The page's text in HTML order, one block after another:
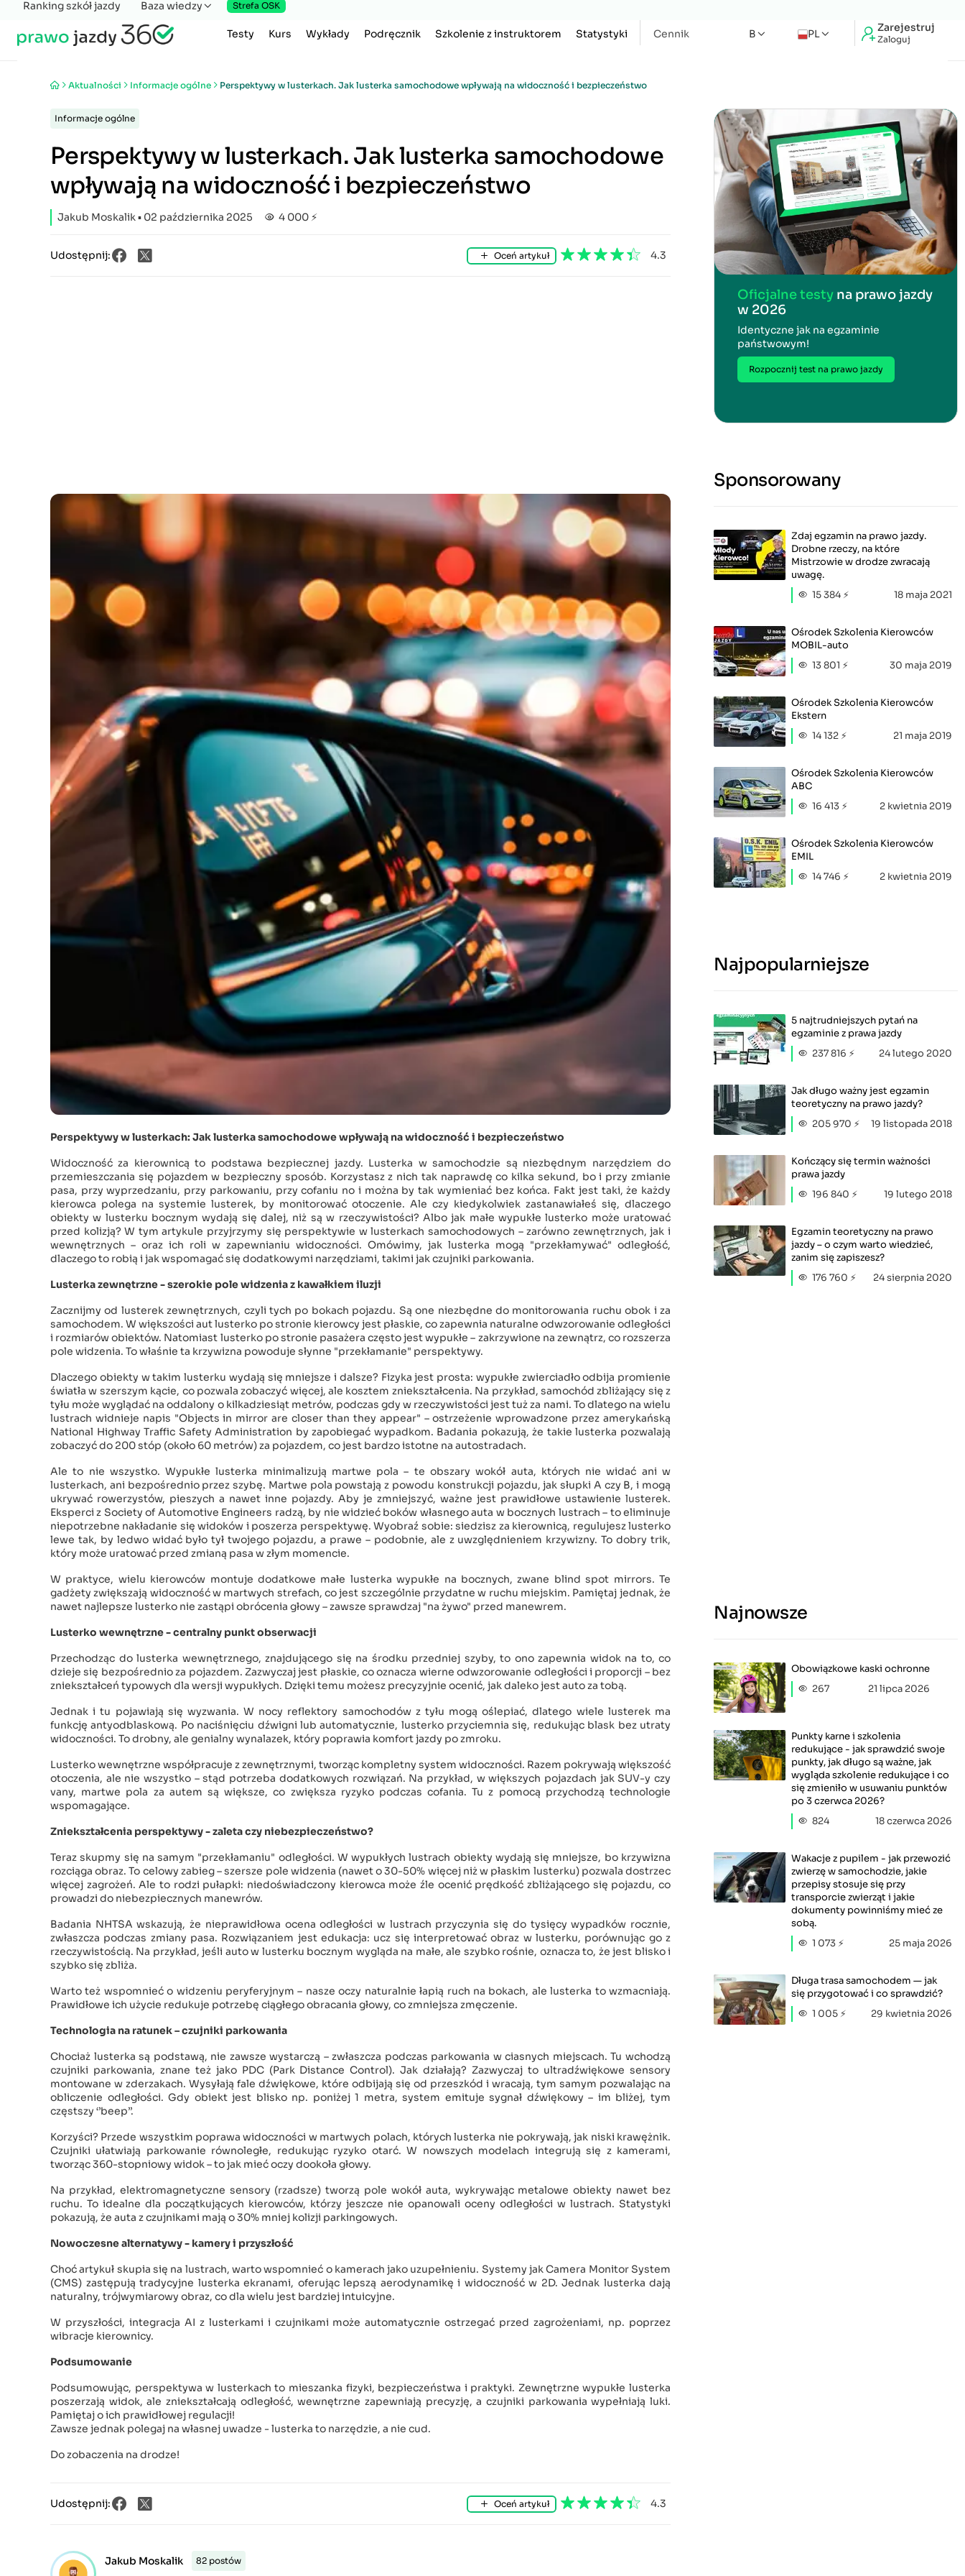
Zarejestruj
Zaloguj
PL
Testy Kurs Wykłady Podręcznik Szkolenie z instruktorem Statystyki Cennik B
Ranking szkół jazdy Baza wiedzy Strefa OSK
Aktualności Informacje ogólne Perspektywy w lusterkach. Jak lusterka samochodowe wpływają na widoczność i bezpieczeństwo
Informacje ogólne
Perspektywy w lusterkach. Jak lusterka samochodowe
wpływają na widoczność i bezpieczeństwo
Jakub Moskalik▪ 02 października 2025 4 000 ⚡
Udostępnij: Oceń artykuł 4.3
Perspektywy w lusterkach: Jak lusterka samochodowe wpływają na widoczność i bezpieczeństwo
Widoczność za kierownicą to podstawa bezpiecznej jazdy. Lusterka w samochodzie są niezbędnym narzędziem do
przemieszczania się pojazdem w bezpieczny sposób. Korzystasz z nich tak naprawdę co kilka sekund, bo i przy zmianie
pasa, przy wyprzedzaniu, przy parkowaniu, przy cofaniu no i można by tak wymieniać bez końca. Fakt jest taki, że każdy
kierowca polega na systemie lusterek, by monitorować otoczenie. Ale czy kiedykolwiek zastanawiałeś się, dlaczego
obiekty w lusterku bocznym wydają się dalej, niż są w rzeczywistości? Albo jak małe wypukłe lusterko może uratować
przed kolizją? W tym artykule przyjrzymy się perspektywie w lusterkach samochodowych – zarówno zewnętrznych, jak i
wewnętrznych – oraz ich roli w zapewnianiu widoczności. Omówimy, jak lusterka mogą "przekłamywać" odległość,
dlaczego to robią i jak wspomagać się dodatkowymi narzędziami, takimi jak czujniki parkowania.
Lusterka zewnętrzne - szerokie pole widzenia z kawałkiem iluzji
Zacznijmy od lusterek zewnętrznych, czyli tych po bokach pojazdu. Są one niezbędne do monitorowania ruchu obok i za
samochodem. W większości aut lusterko po stronie kierowcy jest płaskie, co zapewnia naturalne odwzorowanie odległości
i rozmiarów obiektów. Natomiast lusterko po stronie pasażera często jest wypukłe – zakrzywione na zewnątrz, co rozszerza
pole widzenia. To właśnie ta krzywizna powoduje słynne "przekłamanie" perspektywy.
Dlaczego obiekty w takim lusterku wydają się mniejsze i dalsze? Fizyka jest prosta: wypukłe zwierciadło odbija promienie
światła w szerszym kącie, co pozwala zobaczyć więcej, ale kosztem zniekształcenia. Na przykład, samochód zbliżający się z
tyłu może wyglądać na oddalony o kilkadziesiąt metrów, podczas gdy w rzeczywistości jest tuż za nami. To dlatego na wielu
lustrach widnieje napis "Objects in mirror are closer than they appear" – ostrzeżenie wprowadzone przez amerykańską
National Highway Traffic Safety Administration by zapobiegać wypadkom. Badania pokazują, że takie lusterka pozwalają
zobaczyć do 200 stóp (około 60 metrów) za pojazdem, co jest bardzo istotne na autostradach.
Ale to nie wszystko. Wypukłe lusterka minimalizują martwe pola – te obszary wokół auta, których nie widać ani w
lusterkach, ani bezpośrednio przez szybę. Martwe pola powstają z powodu konstrukcji pojazdu, jak słupki A czy B, i mogą
ukrywać rowerzystów, pieszych a nawet inne pojazdy. Aby je zmniejszyć, ważne jest prawidłowe ustawienie lusterek.
Eksperci z Society of Automotive Engineers radzą, by nie widzieć boków własnego auta w bocznych lustrach – to eliminuje
niepotrzebne nakładanie się widoków i poszerza perspektywę. Wyobraź sobie: siedzisz za kierownicą, regulujesz lusterko
lewe tak, by ledwo widać było tył twojego pojazdu, a prawe – podobnie, ale z uwzględnieniem krzywizny. To dobry trik,
który może uratować przed zmianą pasa w złym momencie.
W praktyce, wielu kierowców montuje dodatkowe małe lusterka wypukłe na bocznych, zwane blind spot mirrors. Te
gadżety zwiększają widoczność w martwych strefach, co jest szczególnie przydatne w ruchu miejskim. Pamiętaj jednak, że
nawet najlepsze lusterko nie zastąpi obrócenia głowy – zawsze sprawdzaj "na żywo" przed manewrem.
Lusterko wewnętrzne - centralny punkt obserwacji
Przechodząc do lusterka wewnętrznego, znajdującego się na środku przedniej szyby, to ono zapewnia widok na to, co
dzieje się bezpośrednio za pojazdem. Zazwyczaj jest płaskie, co oznacza wierne odwzorowanie odległości i proporcji – bez
zniekształceń typowych dla wersji wypukłych. Dzięki temu możesz precyzyjnie ocenić, jak daleko jest auto za tobą.
Jednak i tu pojawiają się wyzwania. W nocy reflektory samochodów z tyłu mogą oślepiać, dlatego wiele lusterek ma
funkcję antyodblaskową. Po naciśnięciu dźwigni lub automatycznie, lusterko przyciemnia się, redukując blask bez utraty
widoczności. To drobny, ale genialny wynalazek, który poprawia komfort jazdy po zmroku.
Lusterko wewnętrzne współpracuje z zewnętrznymi, tworząc kompletny system widoczności. Razem pokrywają większość
otoczenia, ale nie wszystko – stąd potrzeba dodatkowych rozwiązań. Na przykład, w większych pojazdach jak SUV-y czy
vany, martwe pola za autem są większe, co zwiększa ryzyko podczas cofania. Tu z pomocą przychodzą technologie
wspomagające.
Zniekształcenia perspektywy - zaleta czy niebezpieczeństwo?
Teraz skupmy się na samym "przekłamaniu" odległości. W wypukłych lustrach obiekty wydają się mniejsze, bo krzywizna
rozciąga obraz. To celowy zabieg – szersze pole widzenia (nawet o 30-50% więcej niż w płaskim lusterku) pozwala dostrzec
więcej zagrożeń. Ale to rodzi pułapki: niedoświadczony kierowca może źle ocenić prędkość zbliżającego się pojazdu, co
prowadzi do niebezpiecznych manewrów.
Badania NHTSA wskazują, że nieprawidłowa ocena odległości w lustrach przyczynia się do tysięcy wypadków rocznie,
zwłaszcza podczas zmiany pasa. Rozwiązaniem jest edukacja: ucz się interpretować obraz w lusterku, porównując go z
rzeczywistością. Na przykład, jeśli auto w lusterku bocznym wygląda na małe, ale szybko rośnie, oznacza to, że jest blisko i
szybko się zbliża.
Warto też wspomnieć o widzeniu peryferyjnym – nasze oczy naturalnie łapią ruch na bokach, ale lusterka to wzmacniają.
Prawidłowe ich użycie redukuje potrzebę ciągłego obracania głowy, co zmniejsza zmęczenie.
Technologia na ratunek – czujniki parkowania
Chociaż lusterka są podstawą, nie zawsze wystarczą – zwłaszcza podczas parkowania w ciasnych miejscach. Tu wchodzą
czujniki parkowania, znane też jako PDC (Park Distance Control). Jak działają? Zazwyczaj to ultradźwiękowe sensory
montowane w zderzakach. Wysyłają fale dźwiękowe, które odbijają się od przeszkód i wracają, tym samym pozwalając na
obliczenie odległości. Gdy obiekt jest blisko np. poniżej 1 metra, system emituje sygnał dźwiękowy – im bliżej, tym
częstszy ‘’beep’’.
Korzyści? Przede wszystkim poprawa widoczności w martwych polach, których lusterka nie pokrywają, jak niski krawężnik.
Czujniki ułatwiają parkowanie równoległe, redukując ryzyko otarć. W nowszych modelach integrują się z kamerami,
tworząc 360-stopniowy widok – to jak mieć oczy dookoła głowy.
Na przykład, elektromagnetyczne sensory (rzadsze) tworzą pole wokół auta, wykrywając metalowe obiekty nawet bez
ruchu. To idealne dla początkujących kierowców, którzy jeszcze nie opanowali oceny odległości w lustrach. Statystyki
pokazują, że auta z czujnikami mają o 30% mniej kolizji parkingowych.
Nowoczesne alternatywy - kamery i przyszłość
Choć artykuł skupia się na lustrach, warto wspomnieć o kamerach jako uzupełnieniu. Systemy jak Camera Monitor System
(CMS) zastępują tradycyjne lusterka ekranami, oferując lepszą aerodynamikę i widoczność w 2D. Jednak lusterka dają
naturalny, trójwymiarowy obraz, co dla wielu jest bardziej intuicyjne.
W przyszłości, integracja AI z lusterkami i czujnikami może automatycznie ostrzegać przed zagrożeniami, np. poprzez
wibracje kierownicy.
Podsumowanie
Podsumowując, perspektywa w lusterkach to mieszanka fizyki, bezpieczeństwa i praktyki. Zewnętrzne wypukłe lusterka
poszerzają widok, ale zniekształcają odległość, wewnętrzne zapewniają precyzję, a czujniki parkowania wypełniają luki.
Pamiętaj o ich prawidłowej regulacji!
Zawsze jednak polegaj na własnej uwadze - lusterka to narzędzie, a nie cud.
Do zobaczenia na drodze!
Udostępnij: Oceń artykuł 4.3
Jakub Moskalik 82 postów
Oficjalne testy na prawo jazdy
w 2026
Identyczne jak na egzaminie
państwowym!
Rozpocznij test na prawo jazdy
Sponsorowany
Zdaj egzamin na prawo jazdy.
Drobne rzeczy, na które
Mistrzowie w drodze zwracają
uwagę.
15 384 ⚡
18 maja 2021
Ośrodek Szkolenia Kierowców
MOBIL-auto
13 801 ⚡
30 maja 2019
Ośrodek Szkolenia Kierowców
Ekstern
14 132 ⚡
21 maja 2019
Ośrodek Szkolenia Kierowców
ABC
16 413 ⚡
2 kwietnia 2019
Ośrodek Szkolenia Kierowców
EMIL
14 746 ⚡
2 kwietnia 2019
Najpopularniejsze
5 najtrudniejszych pytań na
egzaminie z prawa jazdy
237 816 ⚡
24 lutego 2020
Jak długo ważny jest egzamin
teoretyczny na prawo jazdy?
205 970 ⚡
19 listopada 2018
Kończący się termin ważności
prawa jazdy
196 840 ⚡
19 lutego 2018
Egzamin teoretyczny na prawo
jazdy – o czym warto wiedzieć,
zanim się zapiszesz?
176 760 ⚡
24 sierpnia 2020
Najnowsze
Obowiązkowe kaski ochronne
267
21 lipca 2026
Punkty karne i szkolenia
redukujące - jak sprawdzić swoje
punkty, jak długo są ważne, jak
wygląda szkolenie redukujące i co
się zmieniło w usuwaniu punktów
po 3 czerwca 2026?
824
18 czerwca 2026
Wakacje z pupilem - jak przewozić
zwierzę w samochodzie, jakie
przepisy stosuje się przy
transporcie zwierząt i jakie
dokumenty powinniśmy mieć ze
sobą.
1 073 ⚡
25 maja 2026
Długa trasa samochodem — jak
się przygotować i co sprawdzić?
1 005 ⚡
29 kwietnia 2026